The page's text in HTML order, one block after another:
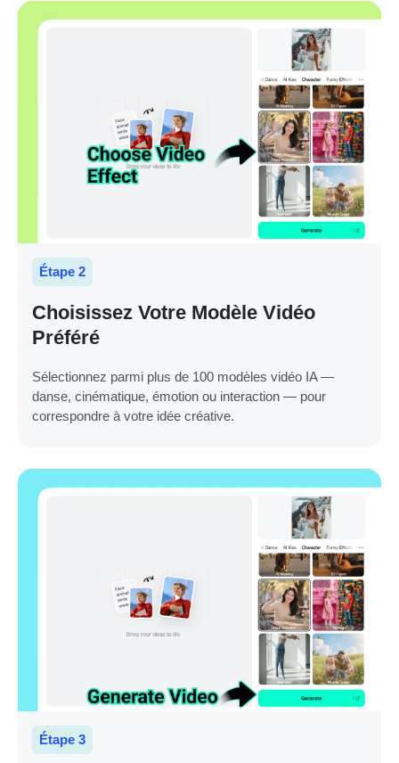
Étape 2
Choisissez Votre Modèle Vidéo
Préféré
Sélectionnez parmi plus de 100 modèles vidéo IA —
danse, cinématique, émotion ou interaction — pour
correspondre à votre idée créative.
Étape 3